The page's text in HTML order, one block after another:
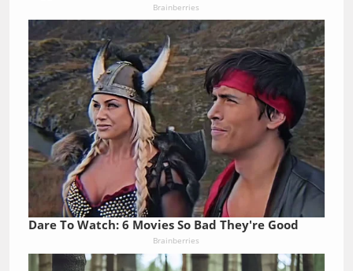
Brainberries
Dare To Watch: 6 Movies So Bad They're Good
Brainberries